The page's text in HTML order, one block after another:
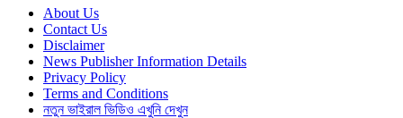
About Us
Contact Us
Disclaimer
News Publisher Information Details
Privacy Policy
Terms and Conditions
নতুন ভাইরাল ভিডিও এখুনি দেখুন